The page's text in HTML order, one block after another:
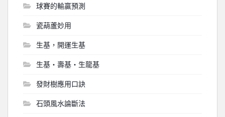
球賽的輸贏預測
瓷葫蘆妙用
生基，開運生基
生基‧壽基‧生龍基
發財樹應用口訣
石頭風水論斷法